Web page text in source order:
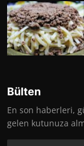
Bülten
En son haberleri,
gelen kutunuza